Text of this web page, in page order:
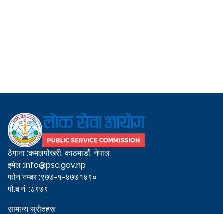
ठेगाना :कमलपोखरी, काठमाडौं, नेपाल
इमेल :info@psc.gov.np
फोन नम्बर :९७७-१-४७७१४९०
पो.ब.नं. :८९७९
सामान्य स्रोतहरू